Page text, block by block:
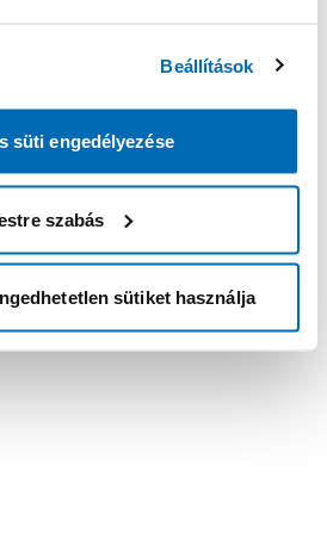
Beállítások
süti engedélyezése
szabás
sütiket használja